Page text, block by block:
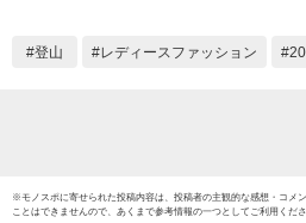
登山 レディースファッション
※モノスポに寄せられた投稿内容は、投稿者の主観的な感想・コメ
ことはできませんので、あくまで参考情報の一つとしてご利用くださ